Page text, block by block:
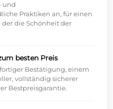
und
Praktiken an, für einen
der die Schönheit der
besten Preis
Bestätigung, einem
vollständig sicherer
Bestpreisgarantie.